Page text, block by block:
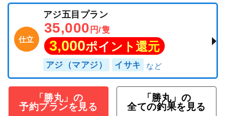
仕立
アジ五目プラン
35,000 円/隻
3,000ポイント還元
アジ（マアジ） イサキ
「勝丸」の
予約プランを見る
「勝丸」の
全ての釣果を見る